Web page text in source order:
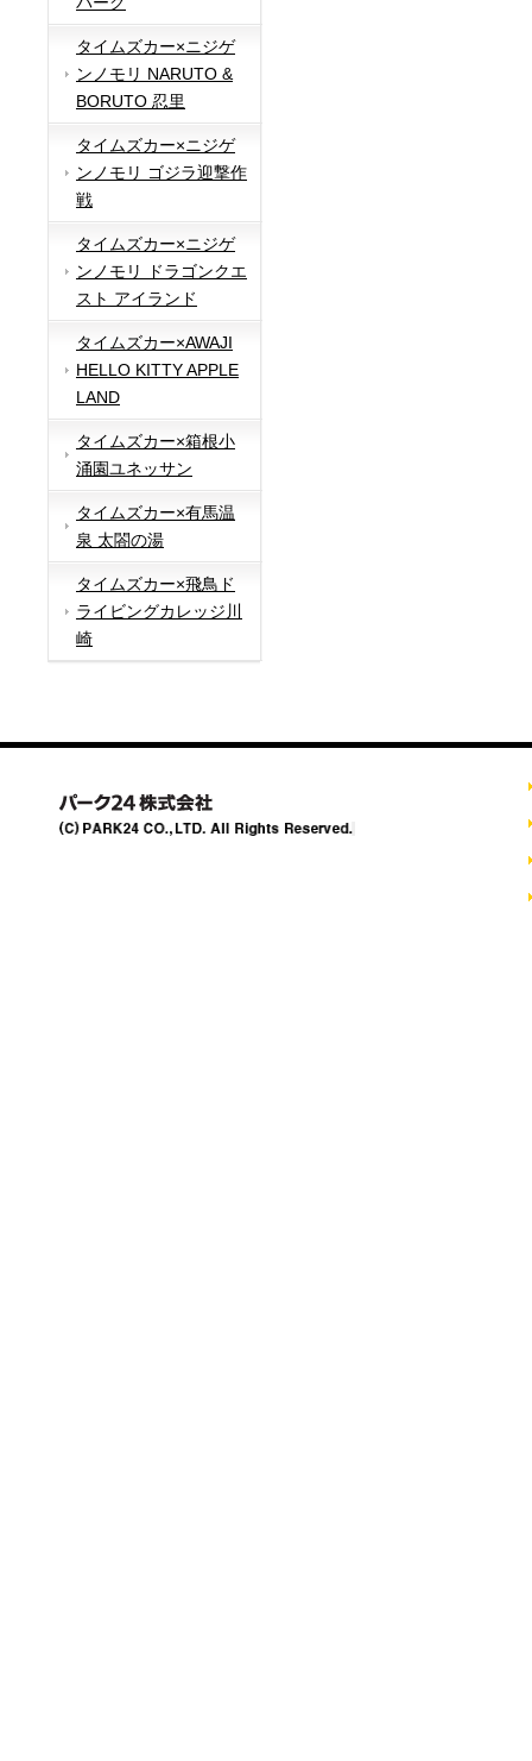
タイムズカー×ニジゲ
ンノモリ NARUTO &
BORUTO 忍里
タイムズカー×ニジゲ
ンノモリ ゴジラ迎撃作
戦
タイムズカー×ニジゲ
ンノモリ ドラゴンクエ
スト アイランド
タイムズカー×AWAJI
HELLO KITTY APPLE
LAND
タイムズカー×箱根小
涌園ユネッサン
タイムズカー×有馬温
泉 太閤の湯
タイムズカー×飛鳥ド
ライビングカレッジ川
崎